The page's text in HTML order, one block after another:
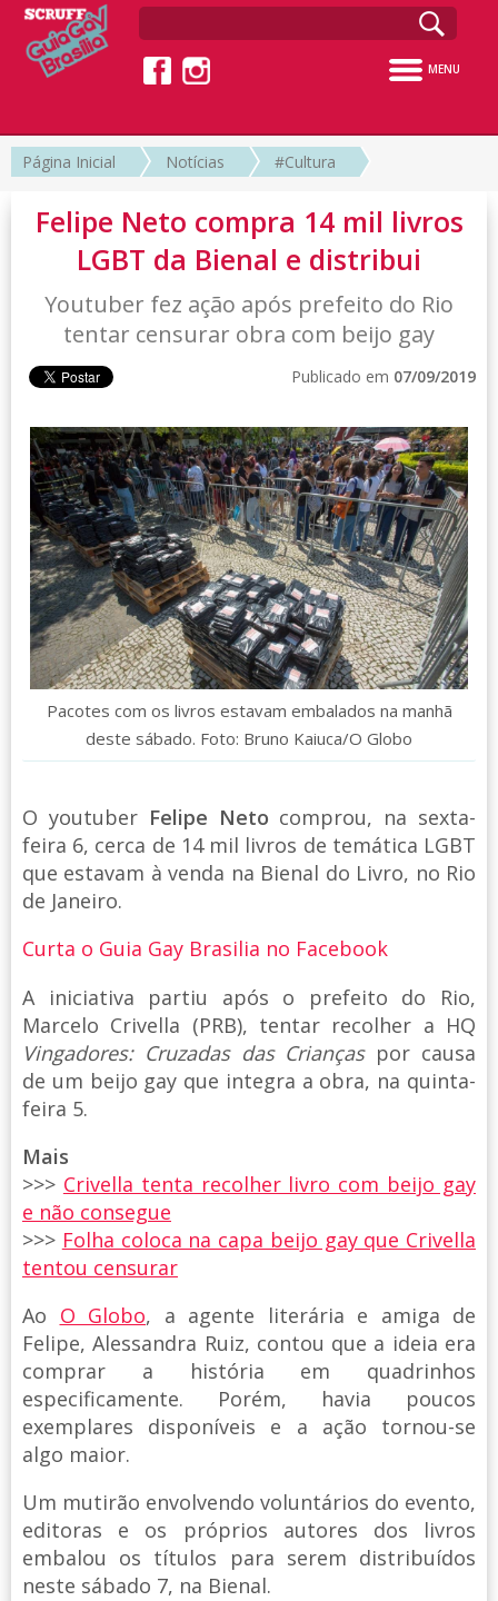
MENU
Página Inicial Notícias #Cultura
Felipe Neto compra 14 mil livros
LGBT da Bienal e distribui
Youtuber fez ação após prefeito do Rio
tentar censurar obra com beijo gay
Publicado em 07/09/2019
Pacotes com os livros estavam embalados na manhã
deste sábado. Foto: Bruno Kaiuca/O Globo
O youtuber Felipe Neto comprou, na sexta-
feira 6, cerca de 14 mil livros de temática LGBT
que estavam à venda na Bienal do Livro, no Rio
de Janeiro.
Curta o Guia Gay Brasilia no Facebook
A iniciativa partiu após o prefeito do Rio,
Marcelo Crivella (PRB), tentar recolher a HQ
Vingadores: Cruzadas das Criançaspor causa
de um beijo gay que integra a obra, na quinta-
feira 5.
Mais
>>> Crivella tenta recolher livro com beijo gay
e não consegue
>>> Folha coloca na capa beijo gay que Crivella
tentou censurar
Ao O Globo, a agente literária e amiga de
Felipe, Alessandra Ruiz, contou que a ideia era
comprar a história em quadrinhos
especificamente. Porém, havia poucos
exemplares disponíveis e a ação tornou-se
algo maior.
Um mutirão envolvendo voluntários do evento,
editoras e os próprios autores dos livros
embalou os títulos para serem distribuídos
neste sábado 7, na Bienal.